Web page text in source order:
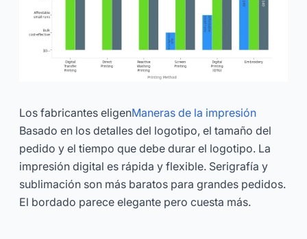
Los fabricantes eligenManeras de la impresión
Basado en los detalles del logotipo, el tamaño del
pedido y el tiempo que debe durar el logotipo. La
impresión digital es rápida y flexible. Serigrafía y
sublimación son más baratos para grandes pedidos.
El bordado parece elegante pero cuesta más.